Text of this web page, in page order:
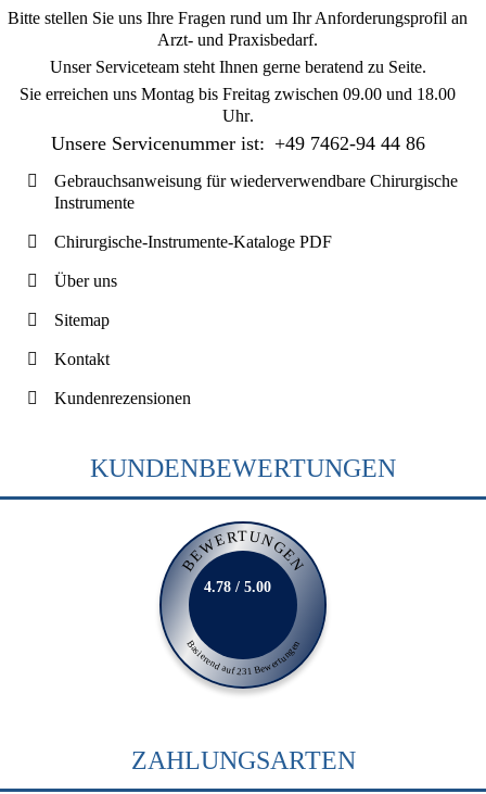
Bitte stellen Sie uns Ihre Fragen rund um Ihr Anforderungsprofil an
Arzt- und Praxisbedarf.
Unser Serviceteam steht Ihnen gerne beratend zu Seite.
Sie erreichen uns Montag bis Freitag zwischen 09.00 und 18.00
Uhr.
Unsere Servicenummer ist: +49 7462-94 44 86
Gebrauchsanweisung für wiederverwendbare Chirurgische
Instrumente
Chirurgische-Instrumente-Kataloge PDF
Über uns
Sitemap
Kontakt
Kundenrezensionen
KUNDENBEWERTUNGEN
BEWERTUNGEN
Basierend auf 231 Bewertungen
4.78 / 5.00
ZAHLUNGSARTEN